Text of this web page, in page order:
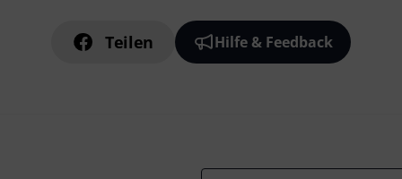
Teilen Hilfe & Feedback